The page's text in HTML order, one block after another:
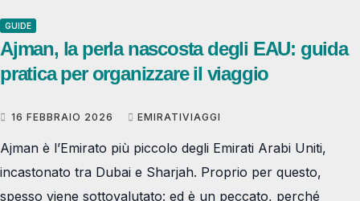
GUIDE
Ajman, la perla nascosta degli EAU: guida
pratica per organizzare il viaggio
16 FEBBRAIO 2026 EMIRATIVIAGGI
Ajman è l’Emirato più piccolo degli Emirati Arabi Uniti,
incastonato tra Dubai e Sharjah. Proprio per questo,
spesso viene sottovalutato: ed è un peccato, perché